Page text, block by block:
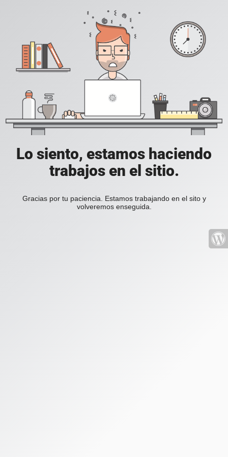
Lo siento, estamos haciendo
trabajos en el sitio.
Gracias por tu paciencia. Estamos trabajando en el sito y
volveremos enseguida.